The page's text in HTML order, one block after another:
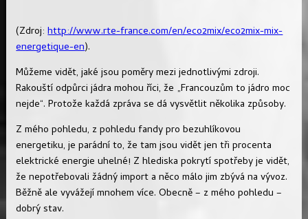
(Zdroj:http://www.rte-france.com/en/eco2mix/eco2mix-mix-
energetique-en).
Můžeme vidět, jaké jsou poměry mezi jednotlivými zdroji.
Rakouští odpůrci jádra mohou říci, že „Francouzům to jádro moc
nejde“. Protože každá zpráva se dá vysvětlit několika způsoby.
Z mého pohledu, z pohledu fandy pro bezuhlíkovou
energetiku, je parádní to, že tam jsou vidět jen tři procenta
elektrické energie uhelné! Z hlediska pokrytí spotřeby je vidět,
že nepotřebovali žádný import a něco málo jim zbývá na vývoz.
Běžně ale vyvážejí mnohem více. Obecně – z mého pohledu –
dobrý stav.